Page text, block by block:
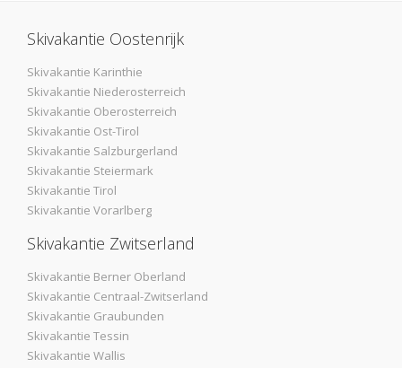
Skivakantie Oostenrijk
Skivakantie Karinthie
Skivakantie Niederosterreich
Skivakantie Oberosterreich
Skivakantie Ost-Tirol
Skivakantie Salzburgerland
Skivakantie Steiermark
Skivakantie Tirol
Skivakantie Vorarlberg
Skivakantie Zwitserland
Skivakantie Berner Oberland
Skivakantie Centraal-Zwitserland
Skivakantie Graubunden
Skivakantie Tessin
Skivakantie Wallis